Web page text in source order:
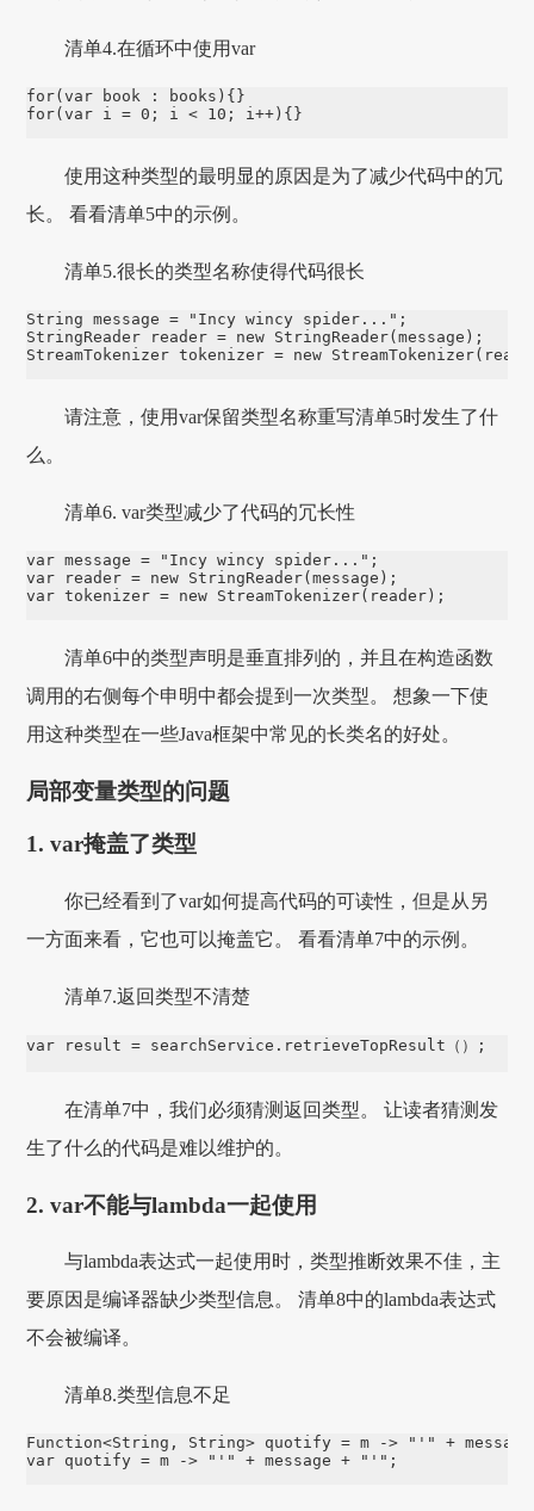
清单4.在循环中使用var
for(var book : books){}
for(var i = 0; i < 10; i++){}
使用这种类型的最明显的原因是为了减少代码中的冗
长。 看看清单5中的示例。
清单5.很长的类型名称使得代码很长
String message = "Incy wincy spider...";
StringReader reader = new StringReader(message);
StreamTokenizer tokenizer = new
请注意，使用var保留类型名称重写清单5时发生了什
么。
清单6. var类型减少了代码的冗长性
var message = "Incy wincy spider...";
var reader = new StringReader(message);
var tokenizer = new StreamTokenizer(reader);
清单6中的类型声明是垂直排列的，并且在构造函数
调用的右侧每个申明中都会提到一次类型。 想象一下使
用这种类型在一些Java框架中常见的长类名的好处。
局部变量类型的问题
1. var掩盖了类型
你已经看到了var如何提高代码的可读性，但是从另
一方面来看，它也可以掩盖它。 看看清单7中的示例。
清单7.返回类型不清楚
var result = searchService.retrieveTopResult（）;
在清单7中，我们必须猜测返回类型。 让读者猜测发
生了什么的代码是难以维护的。
2. var不能与lambda一起使用
与lambda表达式一起使用时，类型推断效果不佳，主
要原因是编译器缺少类型信息。 清单8中的lambda表达式
不会被编译。
清单8.类型信息不足
Function<String, String> quotify = m -> "'" +
var quotify = m -> "'" + message + "'";